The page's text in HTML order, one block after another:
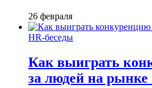
26 февраля
HR-беседы
Как выиграть
за людей на рынке